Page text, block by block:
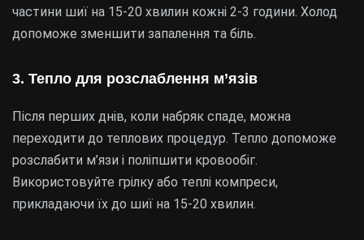
частини шиї на 15-20 хвилин кожні 2-3 години. Холод
допоможе зменшити запалення та біль.
3. Тепло для розслаблення м’язів
Після перших днів, коли набряк спаде, можна
переходити до теплових процедур. Тепло допоможе
розслабити м’язи і поліпшити кровообіг.
Використовуйте грілку або теплі компреси,
прикладаючи їх до шиї на 15-20 хвилин.